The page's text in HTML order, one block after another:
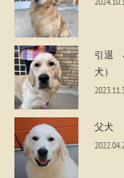
引退
犬）
父犬